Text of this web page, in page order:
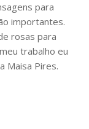
para
importantes.
rosas para
trabalho eu
Maisa Pires.